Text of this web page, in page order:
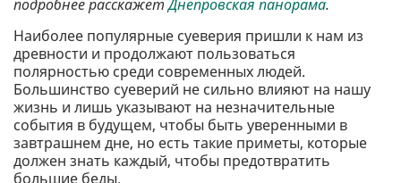
подробнее расскажетДнепровская панорама.
Наиболее популярные суеверия пришли к нам из
древности и продолжают пользоваться
полярностью среди современных людей.
Большинство суеверий не сильно влияют на нашу
жизнь и лишь указывают на незначительные
события в будущем, чтобы быть уверенными в
завтрашнем дне, но есть такие приметы, которые
должен знать каждый, чтобы предотвратить
большие беды.